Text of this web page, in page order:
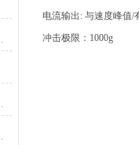
电流输出: 与速度峰值/
冲击极限：1000g